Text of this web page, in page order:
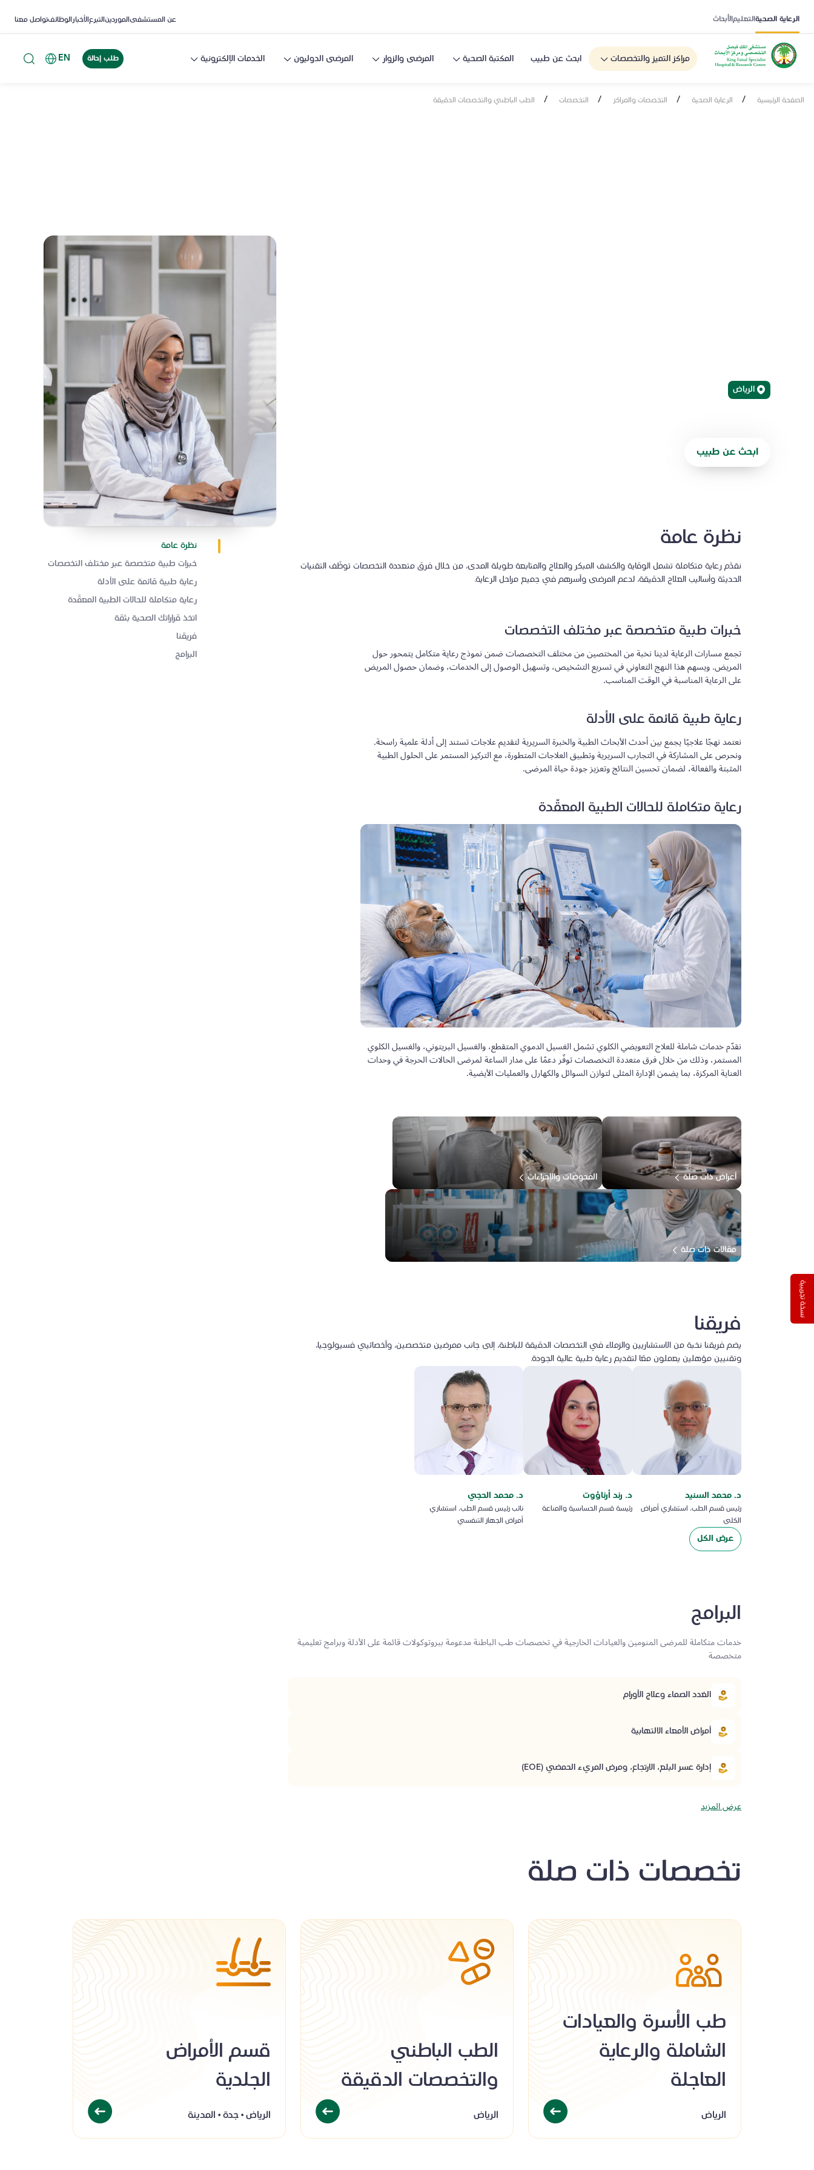
الرعاية الصحيةالتعليمالأبحاث عن المستشفىالموردينالتبرعالأخبارالوظائفتواصل معنا
مراكز التميز والتخصصات ابحث عن طبيب المكتبة الصحية المرضى والزوار المرضى الدوليون الخدمات الإلكترونية طلب إحالة EN
الصفحة الرئيسية / الرعاية الصحية / التخصصات والمراكز / التخصصات / الطب الباطني والتخصصات الدقيقة
الرياض
ابحث عن طبيب
نظرة عامة
نقدّم رعاية متكاملة تشمل الوقاية والكشف المبكر والعلاج والمتابعة طويلة المدى، من خلال فرق متعددة التخصصات توظّف التقنيات
الحديثة وأساليب العلاج الدقيقة، لدعم المرضى وأسرهم في جميع مراحل الرعاية.
خبرات طبية متخصصة عبر مختلف التخصصات
تجمع مسارات الرعاية لدينا نخبة من المختصين من مختلف التخصصات ضمن نموذج رعاية متكامل يتمحور حول
المريض. ويسهم هذا النهج التعاوني في تسريع التشخيص، وتسهيل الوصول إلى الخدمات، وضمان حصول المريض
على الرعاية المناسبة في الوقت المناسب.
رعاية طبية قائمة على الأدلة
نعتمد نهجًا علاجيًا يجمع بين أحدث الأبحاث الطبية والخبرة السريرية لتقديم علاجات تستند إلى أدلة علمية راسخة.
ونحرص على المشاركة في التجارب السريرية وتطبيق العلاجات المتطورة، مع التركيز المستمر على الحلول الطبية
المثبتة والفعالة، لضمان تحسين النتائج وتعزيز جودة حياة المرضى.
رعاية متكاملة للحالات الطبية المعقّدة
نقدّم خدمات شاملة للعلاج التعويضي الكلوي تشمل الغسيل الدموي المتقطع، والغسيل البريتوني، والغسيل الكلوي
المستمر، وذلك من خلال فرق متعددة التخصصات توفّر دعمًا على مدار الساعة لمرضى الحالات الحرجة في وحدات
العناية المركزة، بما يضمن الإدارة المثلى لتوازن السوائل والكهارل والعمليات الأيضية.
أعراض ذات صلة الفحوصات والإجراءات
مقالات ذات صلة
فريقنا
يضم فريقنا نخبة من الاستشاريين والزملاء في التخصصات الدقيقة للباطنة، إلى جانب ممرضين متخصصين، وأخصائيي فسيولوجيا،
وتقنيين مؤهلين يعملون معًا لتقديم رعاية طبية عالية الجودة.
د. محمد السنيد
رئيس قسم الطب، استشاري أمراض
الكلى
د. رند أرناؤوت
رئيسة قسم الحساسية والمناعة
د. محمد الحجي
نائب رئيس قسم الطب، استشاري
أمراض الجهاز التنفسي
عرض الكل
البرامج
خدمات متكاملة للمرضى المنومين والعيادات الخارجية في تخصصات طب الباطنة مدعومة ببروتوكولات قائمة على الأدلة وبرامج تعليمية
متخصصة
الغدد الصماء وعلاج الأورام
أمراض الأمعاء الالتهابية
إدارة عسر البلع، الارتجاع، ومرض المريء الحمضي (EOE)
عرض المزيد
محتويات الصفحة
نظرة عامة
خبرات طبية متخصصة عبر مختلف التخصصات
رعاية طبية قائمة على الأدلة
رعاية متكاملة للحالات الطبية المعقّدة
اتخذ قراراتك الصحية بثقة
فريقنا
البرامج
تخصصات ذات صلة
طب الأسرة والعيادات
الشاملة والرعاية
العاجلة
الرياض
الطب الباطني
والتخصصات الدقيقة
الرياض
قسم الأمراض
الجلدية
الرياض جدة المدينة
نسخة تجريبية